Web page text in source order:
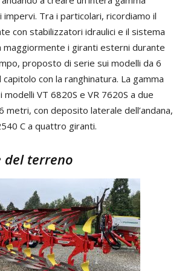
Tra i particolari, ricordiamo il
con stabilizzatori idraulici e il sistema
maggiormente i giranti esterni durante
proposto di serie sui modelli da 6
capitolo con la ranghinatura. La gamma
modelli VT 6820S e VR 7620S a due
metri, con deposito laterale dell’andana,
C a quattro giranti.
del terreno